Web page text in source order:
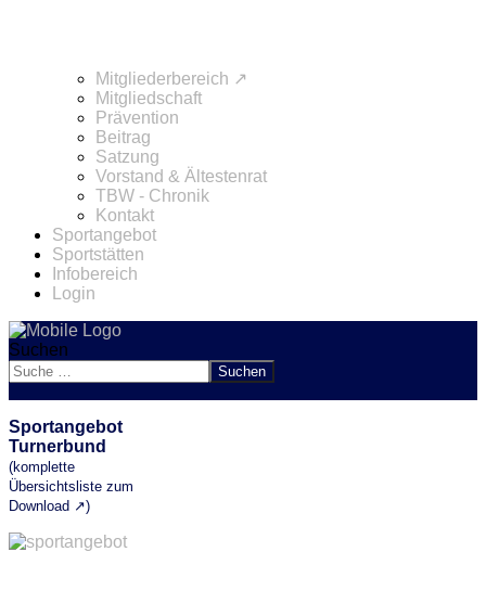
Mitgliederbereich ↗
Mitgliedschaft
Prävention
Beitrag
Satzung
Vorstand & Ältestenrat
TBW - Chronik
Kontakt
Sportangebot
Sportstätten
Infobereich
Login
Suchen
Suchen
Sportangebot
Turnerbund
(komplette
Übersichtsliste zum
Download ↗)